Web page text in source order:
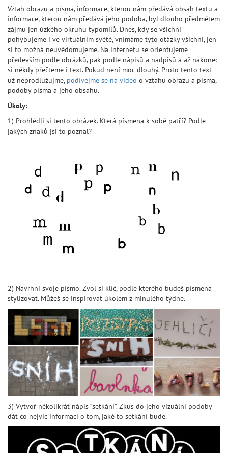
Vztah obrazu a písma, informace, kterou nám předává obsah textu a
informace, kterou nám předává jeho podoba, byl dlouho předmětem
zájmu jen úzkého okruhu typomilů. Dnes, kdy se všichni
pohybujeme i ve virtuálním světě, vnímáme tyto otázky všichni, jen
si to možná neuvědomujeme. Na internetu se orientujeme
především podle obrázků, pak podle nápisů a nadpisů a až nakonec
si někdy přečteme i text. Pokud není moc dlouhý. Proto tento text
už neprodlužujme, podívejme se na video o vztahu obrazu a písma,
podoby písma a jeho obsahu.
Úkoly:
1) Prohlédli si tento obrázek. Která písmena k sobě patří? Podle
jakých znaků jsi to poznal?
2) Navrhni svoje písmo. Zvol si klíč, podle kterého budeš písmena
stylizovat. Můžeš se inspirovat úkolem z minulého týdne.
3) Vytvoř několikrát nápis “setkání”. Zkus do jeho vizuální podoby
dát co nejvíc informací o tom, jaké to setkání bude.